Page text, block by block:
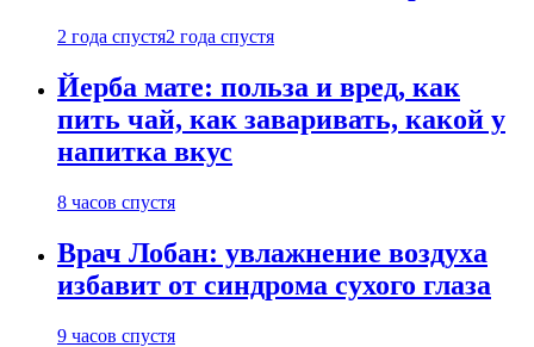
2 года спустя2 года спустя
Йерба мате: польза и вред, как
пить чай, как заваривать, какой у
напитка вкус
8 часов спустя
Врач Лобан: увлажнение воздуха
избавит от синдрома сухого глаза
9 часов спустя